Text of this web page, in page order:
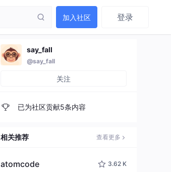
加入社区 登录
say_fall
@say_fall
关注
已为社区贡献5条内容
相关推荐 查看更多
atomcode 3.62 K